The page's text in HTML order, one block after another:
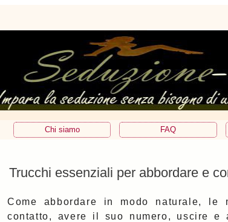
Chi siamo FAQ
Trucchi essenziali per abbordare e
Come abbordare in modo naturale,
contatto, avere il suo numero, uscire e